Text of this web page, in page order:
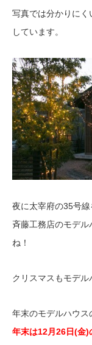
写真では分かりに
しています。
夜に太宰府の35号線
斉藤工務店のモデ
ね！
クリスマスもモデル
年末のモデルハウス
年末は12月26日(金)